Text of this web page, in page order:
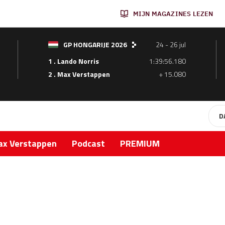
MIJN MAGAZINES LEZEN
GP HONGARIJE 2026
24 - 26 jul
1 . Lando Norris
1:39:56.180
2 . Max Verstappen
+ 15.080
Verstappen Podcast PREMIUM